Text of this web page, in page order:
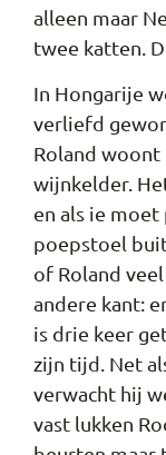
alleen maar
twee katten.
In Hongarije
verliefd
Roland woont
wijnkelder.
en als ie
poepstoel
of Roland
andere kant:
is drie keer
zijn tijd. Net
verwacht hij
vast lukken